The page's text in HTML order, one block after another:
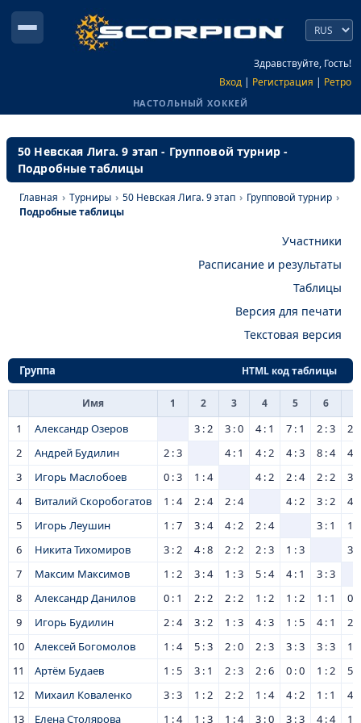
Здравствуйте, Гость!
Вход | Регистрация | Ретро
НАСТОЛЬНЫЙ ХОККЕЙ
50 Невская Лига. 9 этап - Групповой турнир -
Подробные таблицы
Главная › Турниры › 50 Невская Лига. 9 этап › Групповой турнир ›
Подробные таблицы
Участники
Расписание и результаты
Таблицы
Версия для печати
Текстовая версия
Группа HTML код таблицы
Имя 1 2 3 4 5 6
1 Александр Озеров 3 : 2 3 : 0 4 : 1 7 : 1 2 : 3
2 :
2
Андрей Будилин 2 : 3 4 : 1 4 : 2 4 : 3 8 : 4
4 :
3
Игорь Маслобоев 0 : 3 1 : 4 4 : 2 2 : 4 2 : 2
3 :
4
Виталий Скоробогатов 1 : 4 2 : 4 2 : 4 4 : 2 3 : 2
4 :
5
Игорь Леушин 1 : 7 3 : 4 4 : 2 2 : 4 3 : 1
1 :
6
Никита Тихомиров 3 : 2 4 : 8 2 : 2 2 : 3 1 : 3
3 :
7
Максим Максимов 1 : 2 3 : 4 1 : 3 5 : 4 4 : 1
3 : 3
8
Александр Данилов 0 : 1 2 : 2 2 : 2 1 : 2 1 : 2 1 : 1
0 :
9
Игорь Будилин 2 : 4 3 : 2 1 : 3 4 : 3 1 : 5 4 : 1
2 :
10
Алексей Богомолов 1 : 4 5 : 3 2 : 0 2 : 3 3 : 3 3 : 3
1 :
11
Артём Будаев 1 : 5 3 : 1 2 : 3 2 : 6 0 : 0 1 : 2
5 :
12
Михаил Коваленко 3 : 3 1 : 2 2 : 2 1 : 4 4 : 2 1 : 1
4 :
13
Елена Столярова 1 : 4 1 : 3 1 : 4 3 : 0 3 : 3 4 : 4 1 :